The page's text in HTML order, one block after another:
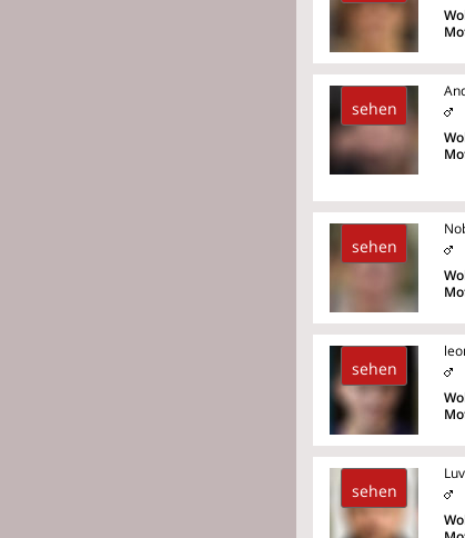
sehen
sehen
sehen
sehen